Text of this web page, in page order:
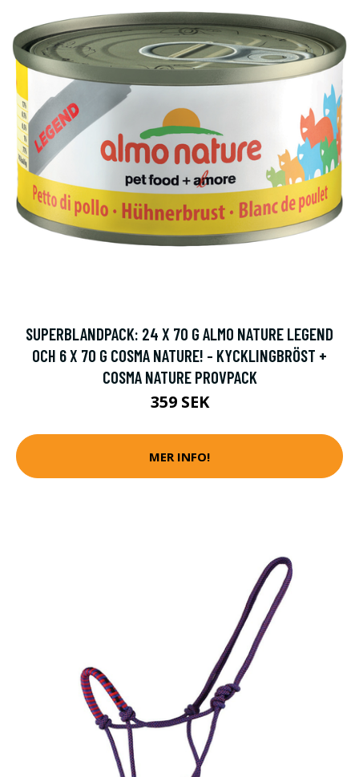
SUPERBLANDPACK: 24 X 70 G ALMO NATURE LEGEND
OCH 6 X 70 G COSMA NATURE! - KYCKLINGBRÖST +
COSMA NATURE PROVPACK
359 SEK
MER INFO!